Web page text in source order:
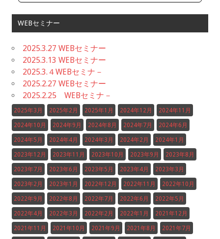
WEBセミナー
2025.3.27 WEBセミナー
2025.3.13 WEBセミナー
2025.3.４WEBセミナ－
2025.2.27 WEBセミナー
2025.2.25 WEBセミナ－
2025年3月 2025年2月 2025年1月 2024年12月 2024年11月
2024年10月 2024年9月 2024年8月 2024年7月 2024年6月
2024年5月 2024年4月 2024年3月 2024年2月 2024年1月
2023年12月 2023年11月 2023年10月 2023年9月 2023年8月
2023年7月 2023年6月 2023年5月 2023年4月 2023年3月
2023年2月 2023年1月 2022年12月 2022年11月 2022年10月
2022年9月 2022年8月 2022年7月 2022年6月 2022年5月
2022年4月 2022年3月 2022年2月 2022年1月 2021年12月
2021年11月 2021年10月 2021年9月 2021年8月 2021年7月